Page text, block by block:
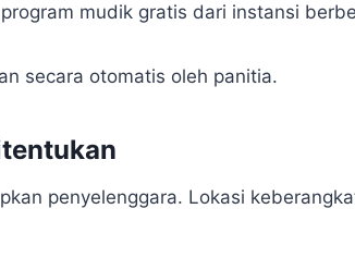
mudik gratis dari instansi
secara otomatis oleh panitia.
penyelenggara. Lokasi